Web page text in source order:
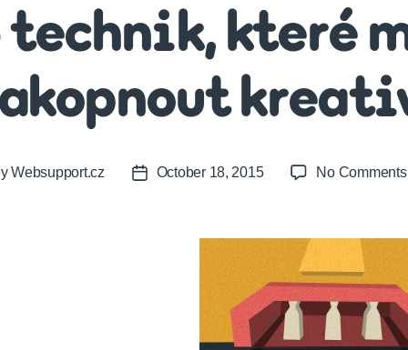
technik, které
Websupport.cz
PostOctober 18, 2015 No Comments